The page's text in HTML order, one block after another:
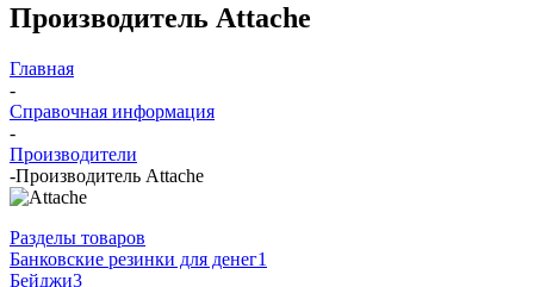
Производитель Attache
Главная
-
Справочная информация
-
Производители
-Производитель Attache
Разделы товаров
Банковские резинки для денег1
Бейджи3